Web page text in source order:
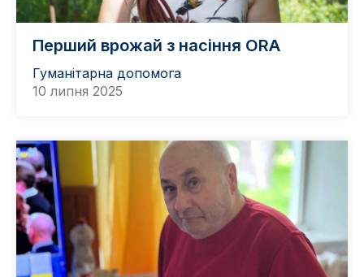
Перший врожай з насіння ORA
Гуманітарна допомога
10 липня 2025